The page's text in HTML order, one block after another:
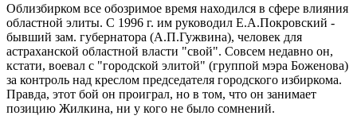
Облизбирком все обозримое время находился в сфере влияния
областной элиты. С 1996 г. им руководил Е.А.Покровский -
бывший зам. губернатора (А.П.Гужвина), человек для
астраханской областной власти "свой". Совсем недавно он,
кстати, воевал с "городской элитой" (группой мэра Боженова)
за контроль над креслом председателя городского избиркома.
Правда, этот бой он проиграл, но в том, что он занимает
позицию Жилкина, ни у кого не было сомнений.